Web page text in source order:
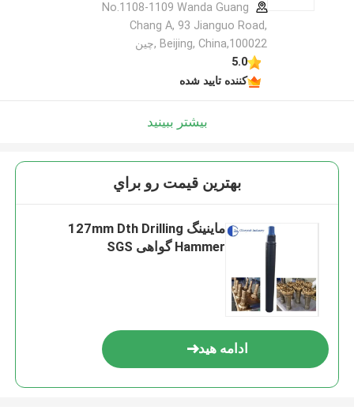
No.1108-1109 Wanda Guang
Chang A, 93 Jianguo Road,
Beijing, China,100022 ,چین
5.0
کننده تایید شده
بیشتر ببینید
بهترين قيمت رو براي
ماینینگ 127mm Dth Drilling
Hammer گواهی SGS
ادامه هید